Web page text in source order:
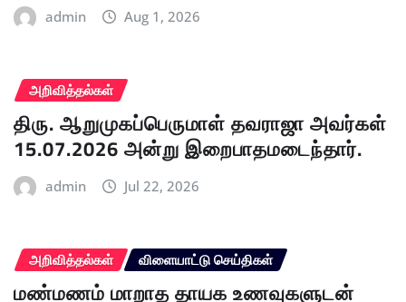
admin Aug 1, 2026
அறிவித்தல்கள்
திரு. ஆறுமுகப்பெருமாள் தவராஜா அவர்கள்
15.07.2026 அன்று இறைபாதமடைந்தார்.
admin Jul 22, 2026
அறிவித்தல்கள் விளையாட்டு செய்திகள்
மண்மணம் மாறாத தாயக உணவுகளுடன்